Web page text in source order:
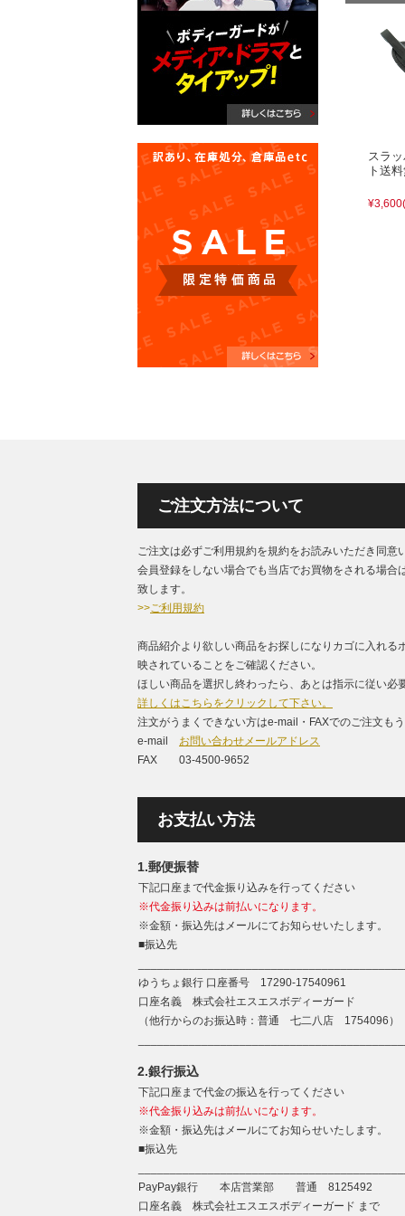
スラ
ト送
¥3,600
ご注文方法について
ご注文は必ずご利用規約を規約をお読みいただき同意
会員登録をしない場合でも当店でお買物をされる場合
致します。
>>ご利用規約
商品紹介より欲しい商品をお探しになりカゴに入れる
映されていることをご確認ください。
ほしい商品を選択し終わったら、あとは指示に従い必
詳しくはこちらをクリックして下さい。
注文がうまくできない方はe-mail・FAXでのご注文も
e-mail お問い合わせメールアドレス
FAX 03-4500-9652
お支払い方法
1.郵便振替
下記口座まで代金振り込みを行ってください
※代金振り込みは前払いになります。
※金額・振込先はメールにてお知らせいたします。
■振込先
ゆうちょ銀行 口座番号 17290-17540961
口座名義 株式会社エスエスボディーガード
（他行からのお振込時：普通 七二八店 1754096）
2.銀行振込
下記口座まで代金の振込を行ってください
※代金振り込みは前払いになります。
※金額・振込先はメールにてお知らせいたします。
■振込先
PayPay銀行 本店営業部 普通 8125492
口座名義 株式会社エスエスボディーガード まで